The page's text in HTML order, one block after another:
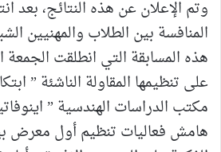
المنافسة بين الطلاب والمهنيين
هذه المسابقة التي انطلقت
على تنظيمها المقاولة الناشئة ”
مكتب الدراسات الهندسية ”
هامش فعاليات تنظيم أول معرض